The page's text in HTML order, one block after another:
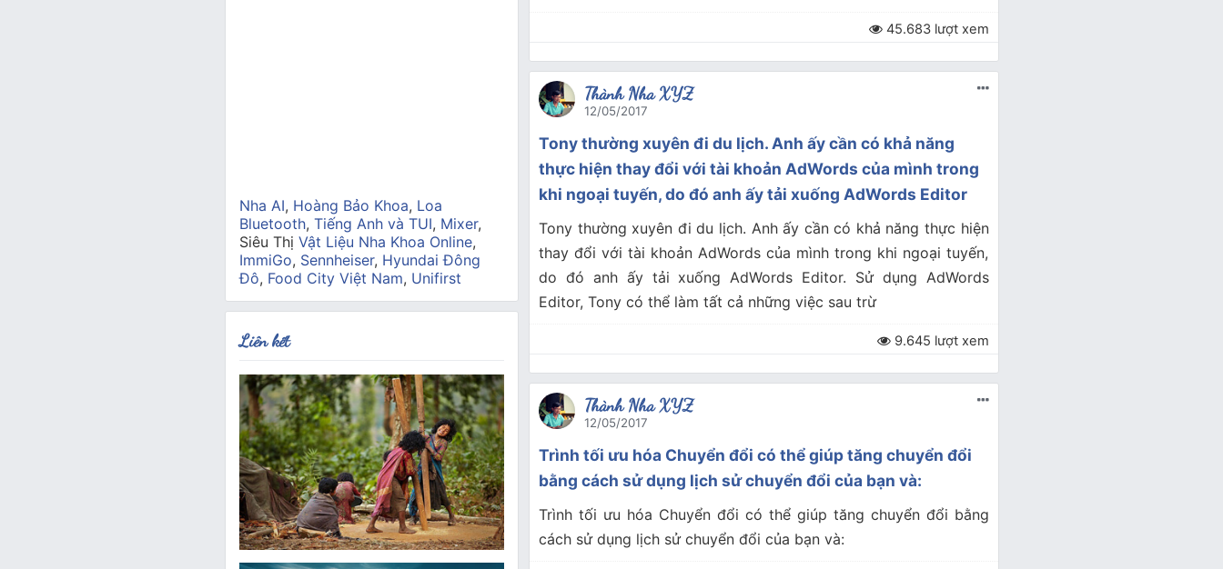
45.683 lượt xem
Thành Nha XYZ
12/05/2017
Tony thường xuyên đi du lịch. Anh ấy cần có khả năng
thực hiện thay đổi với tài khoản AdWords của mình trong
khi ngoại tuyến, do đó anh ấy tải xuống AdWords Editor
Tony thường xuyên đi du lịch. Anh ấy cần có khả năng thực hiện
thay đổi với tài khoản AdWords của mình trong khi ngoại tuyến,
do đó anh ấy tải xuống AdWords Editor. Sử dụng AdWords
Editor, Tony có thể làm tất cả những việc sau trừ
9.645 lượt xem
Thành Nha XYZ
12/05/2017
Trình tối ưu hóa Chuyển đổi có thể giúp tăng chuyển đổi
bằng cách sử dụng lịch sử chuyển đổi của bạn và:
Trình tối ưu hóa Chuyển đổi có thể giúp tăng chuyển đổi bằng
cách sử dụng lịch sử chuyển đổi của bạn và:
Nha AI, Hoàng Bảo Khoa, Loa
Bluetooth, Tiếng Anh và TUI, Mixer,
Siêu Thị Vật Liệu Nha Khoa Online,
ImmiGo, Sennheiser, Hyundai Đông
Đô, Food City Việt Nam, Unifirst
Liên kết